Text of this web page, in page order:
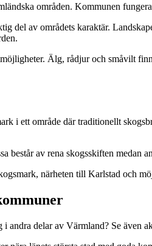
områden. Kommunen
del av områdets karaktär.
Älg, rådjur och småvilt
i ett område där traditionellt
består av rena skogsskiften
närheten till Karlstad och
andra delar av Värmland? Se även